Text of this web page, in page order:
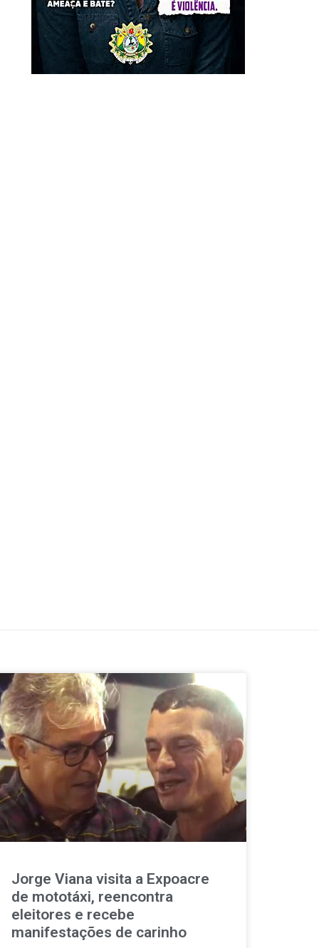
Jorge Viana visita a Expoacre
de mototáxi, reencontra
eleitores e recebe
manifestações de carinho